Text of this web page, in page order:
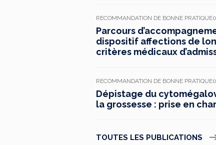
RECOMMANDATION DE BONNE PRATIQUE
Parcours
dispositif affections de
critères médicaux
RECOMMANDATION DE BONNE PRATIQUE
Dépistage du
la grossesse : prise en
TOUTES LES PUBLICATIONS